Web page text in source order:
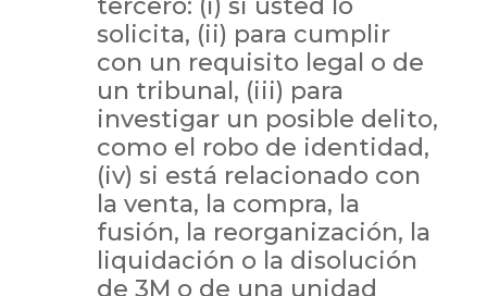
tercero: (i) si usted lo
solicita, (ii) para cumplir
con un requisito legal o de
un tribunal, (iii) para
investigar un posible delito,
como el robo de identidad,
(iv) si está relacionado con
la venta, la compra, la
fusión, la reorganización, la
liquidación o la disolución
de 3M o de una unidad